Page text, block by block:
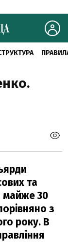
та
майже 30
з
року. В